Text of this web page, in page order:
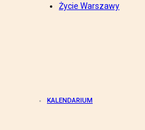
Życie Warszawy
KALENDARIUM